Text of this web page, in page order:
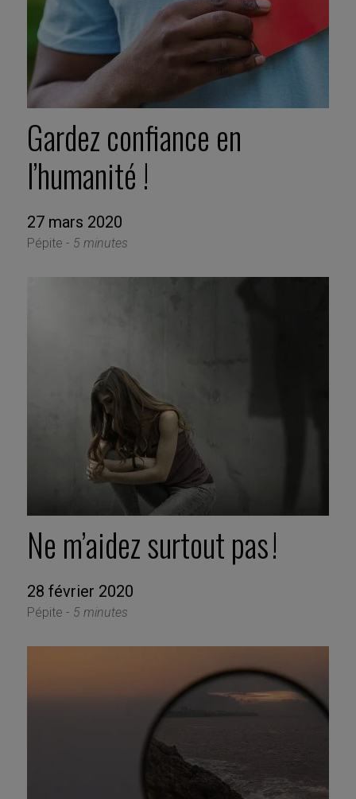
Gardez confiance en
l’humanité !
27 mars 2020
Pépite - 5 minutes
Ne m’aidez surtout pas !
28 février 2020
Pépite - 5 minutes